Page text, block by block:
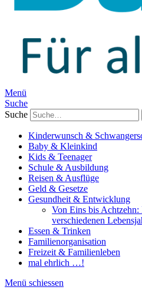
Menü
Suche
Suche
Kinderwunsch &
Baby & Kleinkind
Kids & Teenager
Schule & Ausbildung
Reisen & Ausflüge
Geld & Gesetze
Gesundheit & Entwicklung
Von Eins bis
verschiedenen
Essen & Trinken
Familienorganisation
Freizeit & Familienleben
mal ehrlich …!
Menü schiessen